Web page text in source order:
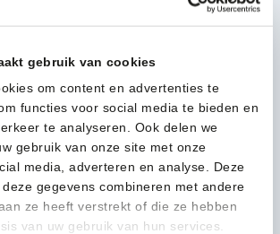
gebruik van cookies
om content en advertenties te
functies voor social media te bieden en
te analyseren. Ook delen we
gebruik van onze site met onze
media, adverteren en analyse. Deze
gegevens combineren met andere
ze heeft verstrekt of die ze hebben
van uw gebruik van hun services.
per stuk
btw)
In winkelwagen